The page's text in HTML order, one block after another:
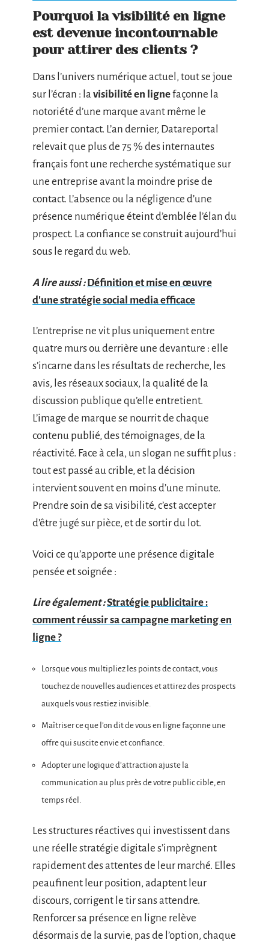
Pourquoi la visibilité en ligne
est devenue incontournable
pour attirer des clients ?
Dans l’univers numérique actuel, tout se joue
sur l’écran : la visibilité en lignefaçonne la
notoriété d’une marque avant même le
premier contact. L’an dernier, Datareportal
relevait que plus de 75 % des internautes
français font une recherche systématique sur
une entreprise avant la moindre prise de
contact. L’absence ou la négligence d’une
présence numérique éteint d’emblée l’élan du
prospect. La confiance se construit aujourd’hui
sous le regard du web.
A lire aussi : Définition et mise en œuvre
d'une stratégie social media efficace
L’entreprise ne vit plus uniquement entre
quatre murs ou derrière une devanture : elle
s’incarne dans les résultats de recherche, les
avis, les réseaux sociaux, la qualité de la
discussion publique qu’elle entretient.
L’image de marque se nourrit de chaque
contenu publié, des témoignages, de la
réactivité. Face à cela, un slogan ne suffit plus :
tout est passé au crible, et la décision
intervient souvent en moins d’une minute.
Prendre soin de sa visibilité, c’est accepter
d’être jugé sur pièce, et de sortir du lot.
Voici ce qu’apporte une présence digitale
pensée et soignée :
Lire également :Stratégie publicitaire :
comment réussir sa campagne marketing en
ligne ?
Lorsque vous multipliez les points de contact, vous
touchez de nouvelles audiences et attirez des prospects
auxquels vous restiez invisible.
Maîtriser ce que l’on dit de vous en ligne façonne une
offre qui suscite envie et confiance.
Adopter une logique d’attraction ajuste la
communication au plus près de votre public cible, en
temps réel.
Les structures réactives qui investissent dans
une réelle stratégie digitale s’imprègnent
rapidement des attentes de leur marché. Elles
peaufinent leur position, adaptent leur
discours, corrigent le tir sans attendre.
Renforcer sa présence en ligne relève
désormais de la survie, pas de l’option, chaque